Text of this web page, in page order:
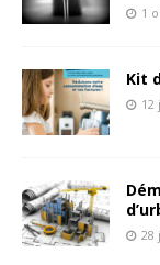
1
Kit
12
28